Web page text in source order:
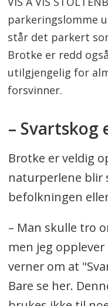
parkeringslomme
står det parkert
Brotke er redd
utilgjengelig for
forsvinner.
– Svartskog
Brotke er veldig
naturperlene blir
befolkningen
– Man skulle tro
men jeg
verner om at
Bare se her.